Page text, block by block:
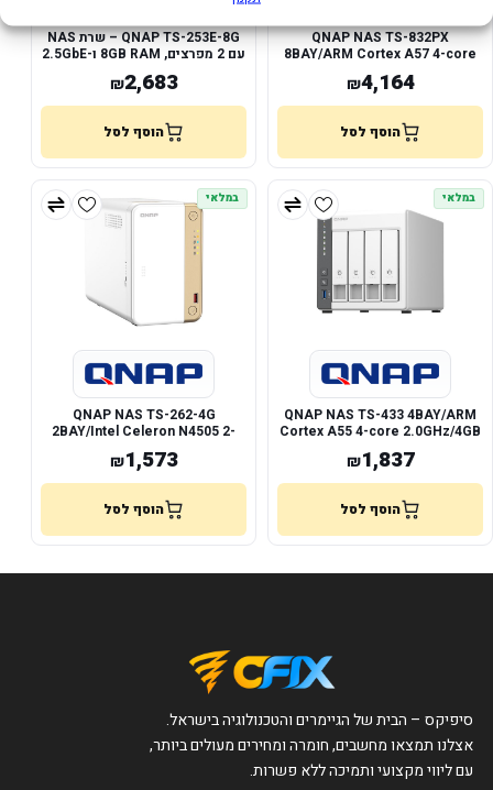
QNAP NAS TS-832PX
8BAY/ARM Cortex A57 4-core
1.7GHz/2x10GbE/SFP
₪4,164
הוסף לסל
QNAP TS-253E-8G – שרת NAS
עם 2 מפרצים, 8GB RAM ו-2.5GbE
כפול
₪2,683
הוסף לסל
במלאי
QNAP NAS TS-433 4BAY/ARM
Cortex A55 4-core 2.0GHz/4GB
RAM
₪1,837
הוסף לסל
במלאי
QNAP NAS TS-262-4G
2BAY/Intel Celeron N4505 2-
core 2.9GHz/4GB RAM
₪1,573
הוסף לסל
סיפיקס – הבית של הגיימרים והטכנולוגיה בישראל.
אצלנו תמצאו מחשבים, חומרה ומחירים מעולים ביותר,
עם ליווי מקצועי ותמיכה ללא פשרות.